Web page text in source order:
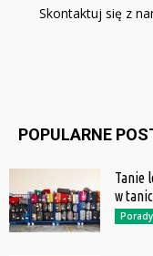
Skontaktuj się z
POPULARNE
Tanie
w